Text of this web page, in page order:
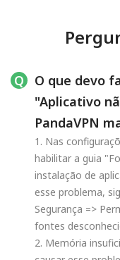
O que devo
"Aplicativo
PandaVPN
1. Nas
habilitar a guia
instalação de
esse problema,
Segurança =>
fontes
2. Memória